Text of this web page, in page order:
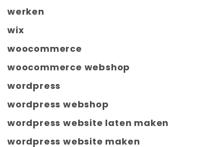
werken
wix
woocommerce
woocommerce webshop
wordpress
wordpress webshop
wordpress website laten maken
wordpress website maken